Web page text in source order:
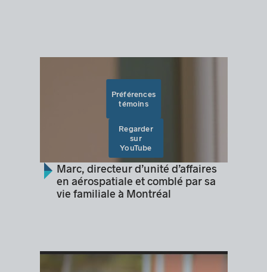
Préférences
témoins
Regarder
sur
YouTube
Marc, directeur d’unité d’affaires
en aérospatiale et comblé par sa
vie familiale à Montréal